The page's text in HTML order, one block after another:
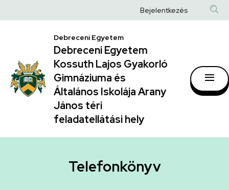
|
Debreceni
Egyetem
Kossuth
Lajos
Gyakorló
Általános
a
Anonim
fiók
menüje
Bejelentkezés
Debreceni Egyetem
Debreceni Egyetem
Kossuth Lajos Gyakorló
Gimnáziuma és
Általános Iskolája Arany
János téri
feladatellátási hely
Telefonkönyv